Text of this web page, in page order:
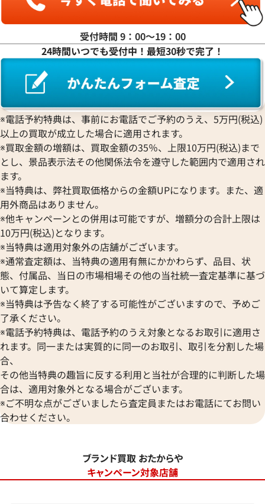
受付時間 9：00〜19：00
24時間いつでも受付中！最短30秒で完了！
※電話予約特典は、事前にお電話でご予約のうえ、5万円(税込)
以上の買取が成立した場合に適用されます。
※買取金額の増額は、買取金額の35％、上限10万円(税込)まで
とし、景品表示法その他関係法令を遵守した範囲内で適用され
ます。
※当特典は、弊社買取価格からの金額UPになります。また、適
用外商品はありません。
※他キャンペーンとの併用は可能ですが、増額分の合計上限は
10万円(税込)となります。
※当特典は適用対象外の店舗がございます。
※通常査定額は、当特典の適用有無にかかわらず、品目、状
態、付属品、当日の市場相場その他の当社統一査定基準に基づ
いて算定します。
※当特典は予告なく終了する可能性がございますので、予めご
了承ください。
※電話予約特典は、電話予約のうえ対象となるお取引に適用さ
れます。同一または実質的に同一のお取引、取引を分割した場
合、
その他当特典の趣旨に反する利用と当社が合理的に判断した場
合は、適用対象外となる場合がございます。
※ご不明な点がございましたら査定員またはお電話にてお問い
合わせください。
ブランド買取 おたからや
キャンペーン対象店舗